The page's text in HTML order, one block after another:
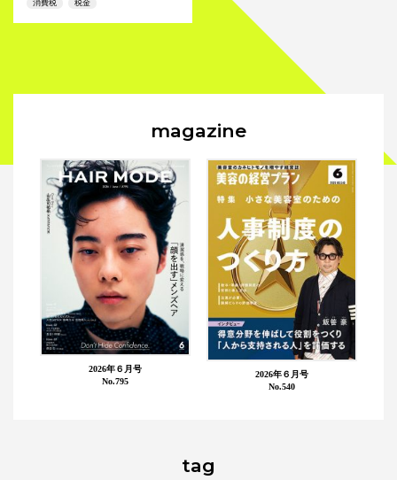
消費税 税金
magazine
2026年６月号
No.795
2026年６月号
No.540
tag